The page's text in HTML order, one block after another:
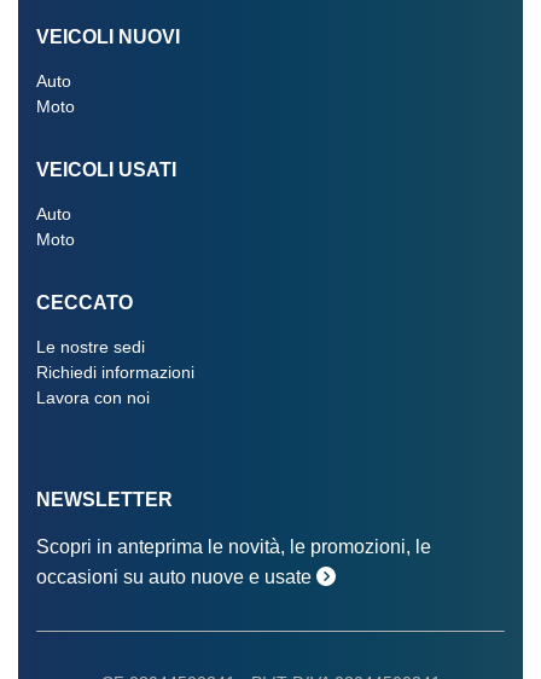
VEICOLI NUOVI
Auto
Moto
VEICOLI USATI
Auto
Moto
CECCATO
Le nostre sedi
Richiedi informazioni
Lavora con noi
NEWSLETTER
Scopri in anteprima le novità, le promozioni, le
occasioni su auto nuove e usate